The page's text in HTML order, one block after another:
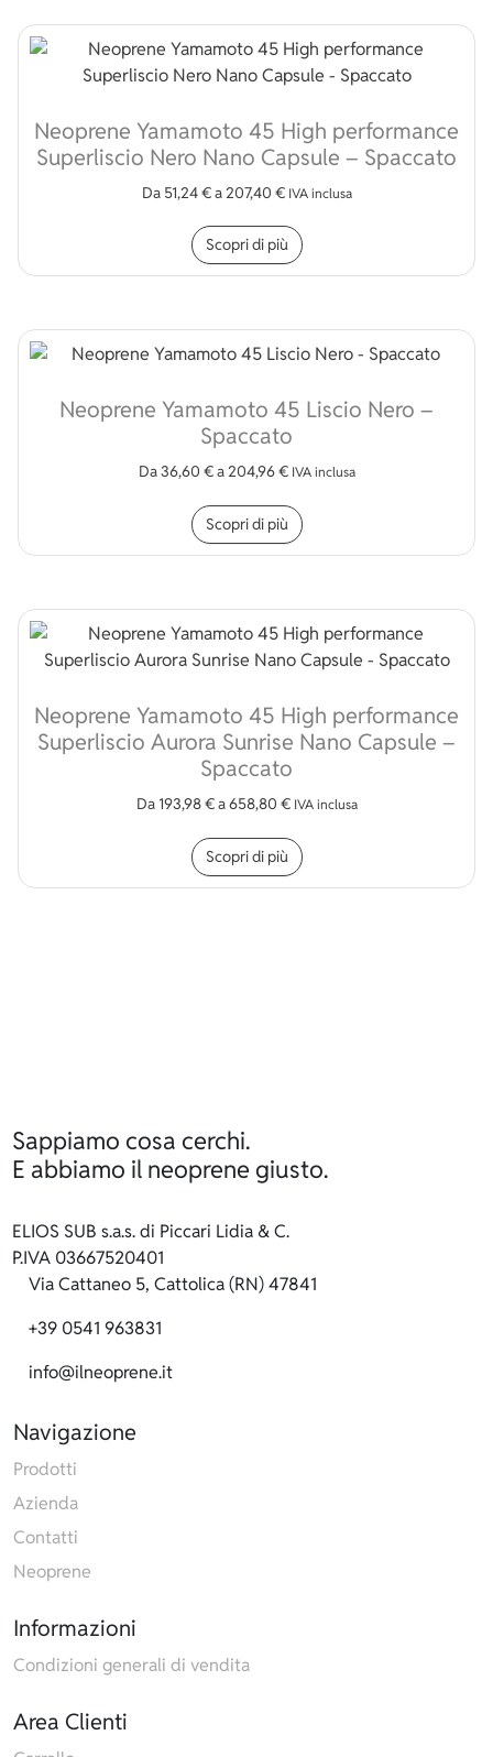
Neoprene Yamamoto 45 High performance
Superliscio Nero Nano Capsule – Spaccato
Da 51,24€a207,40 € IVA inclusa
Scopri di più
Neoprene Yamamoto 45 Liscio Nero –
Spaccato
Da36,60 €a204,96€ IVA inclusa
Scopri di più
Neoprene Yamamoto 45 High performance
Superliscio Aurora Sunrise Nano Capsule –
Spaccato
Da 193,98€a658,80 € IVA inclusa
Scopri di più
Sappiamo cosa cerchi.
E abbiamo il neoprene giusto.
ELIOS SUB s.a.s. di Piccari Lidia & C.
P.IVA 03667520401
Via Cattaneo 5, Cattolica (RN) 47841
+39 0541 963831
info@ilneoprene.it
Navigazione
Prodotti
Azienda
Contatti
Neoprene
Informazioni
Condizioni generali di vendita
Area Clienti